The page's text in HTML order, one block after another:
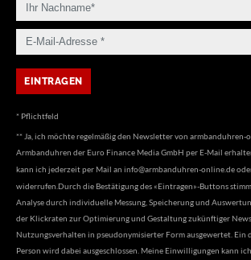
* Pflichtfeld
** Ja, ich möchte regelmäßig den Newsletter von armbanduhren-
Armbanduhren der Euro Finance Media GmbH per E-Mail
kann ich jederzeit per Mail an info@armbanduhren-online.de
widerrufen.Durch die Bestätigung des «Eintragen»-Buttons
Analyse durch individuelle Messung, Speicherung und
der Klickraten zur Optimierung und Gestaltung zukünftiger
Nutzungsverhalten in pseudonymisierter Form ausgewertet. Ein
Person wird dabei ausgeschlossen. Meine Einwilligungen kann